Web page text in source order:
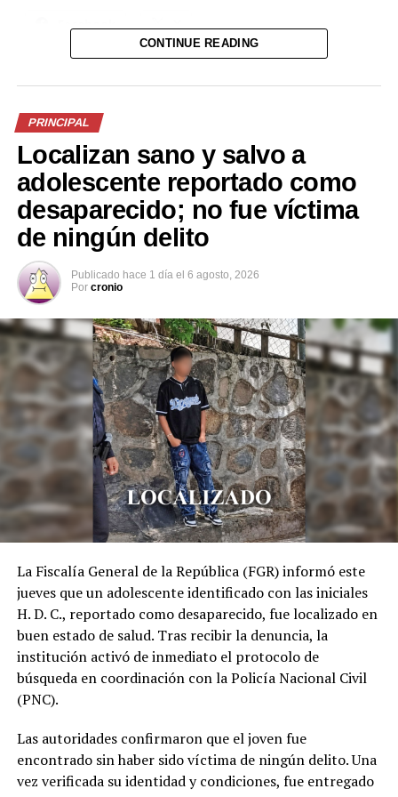
CONTINUE READING
PRINCIPAL
Localizan sano y salvo a
adolescente reportado como
desaparecido; no fue víctima
de ningún delito
Publicado hace 1 día el 6 agosto, 2026
Por cronio
La Fiscalía General de la República (FGR) informó este
jueves que un adolescente identificado con las iniciales
H. D. C., reportado como desaparecido, fue localizado en
buen estado de salud. Tras recibir la denuncia, la
institución activó de inmediato el protocolo de
búsqueda en coordinación con la Policía Nacional Civil
(PNC).
Las autoridades confirmaron que el joven fue
encontrado sin haber sido víctima de ningún delito. Una
vez verificada su identidad y condiciones, fue entregado